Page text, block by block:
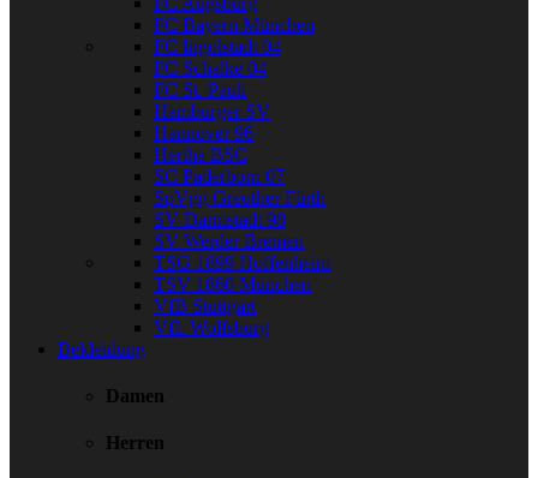
FC Bayern München
FC Ingolstadt 04
FC Schalke 04
FC St. Pauli
Hamburger SV
Hannover 96
Hertha BSC
SC Paderborn 07
SpVgg Greuther Fürth
SV Darmstadt 98
SV Werder Bremen
TSG 1899 Hoffenheim
TSV 1860 München
VfB Stuttgart
VfL Wolfsburg
Bekleidung
Damen
Herren